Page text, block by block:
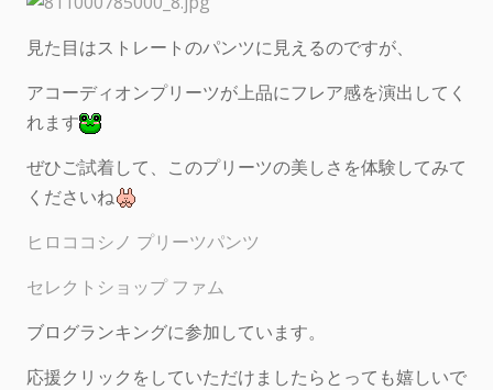
見た目はストレートのパンツに見えるのですが、
アコーディオンプリーツが上品にフレア感を演出してく
れます
ぜひご試着して、このプリーツの美しさを体験してみて
くださいね
ヒロココシノ プリーツパンツ
セレクトショップ ファム
ブログランキングに参加しています。
応援クリックをしていただけましたらとっても嬉しいで